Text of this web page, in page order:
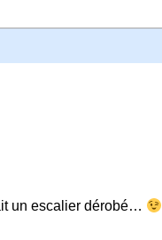
un escalier dérobé…